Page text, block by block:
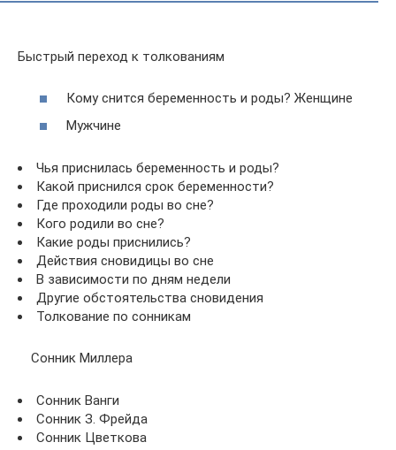
Быстрый переход к толкованиям
Кому снится беременность и роды? Женщине
Мужчине
Чья приснилась беременность и роды?
Какой приснился срок беременности?
Где проходили роды во сне?
Кого родили во сне?
Какие роды приснились?
Действия сновидицы во сне
В зависимости по дням недели
Другие обстоятельства сновидения
Толкование по сонникам
Сонник Миллера
Сонник Ванги
Сонник З. Фрейда
Сонник Цветкова